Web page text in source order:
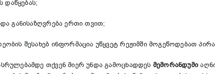
დაწყებას;
განისაზღვრება ერთი თვით;
შესახებ ინფორმაცია უწყვეტ რეჟიმში მოგეწოდებათ
თქვენ მიერ უნდა გამოცხადდეს მემორანდუმი